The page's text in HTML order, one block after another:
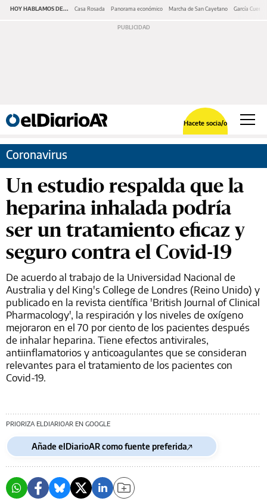
HOY HABLAMOS DE... Casa Rosada Panorama económico Marcha de San Cayetano García Cuerva
Hacete socia/o
Coronavirus
Un estudio respalda que la
heparina inhalada podría
ser un tratamiento eficaz y
seguro contra el Covid-19
De acuerdo al trabajo de la Universidad Nacional de
Australia y del King's College de Londres (Reino Unido) y
publicado en la revista científica 'British Journal of Clinical
Pharmacology', la respiración y los niveles de oxígeno
mejoraron en el 70 por ciento de los pacientes después
de inhalar heparina. Tiene efectos antivirales,
antiinflamatorios y anticoagulantes que se consideran
relevantes para el tratamiento de los pacientes con
Covid-19.
PRIORIZA ELDIARIOAR EN GOOGLE
Añade elDiarioAR como fuente preferida